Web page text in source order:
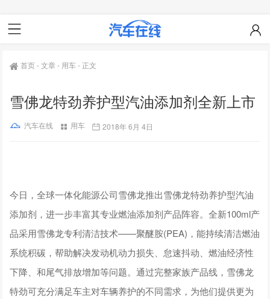
首页-文章- 用车- 正文
雪佛龙特劲养护型汽油添加剂全新上市
汽车在线 用车 2018年 6月 4日
今日，全球一体化能源公司雪佛龙推出雪佛龙特劲养护型汽油
添加剂，进一步丰富其专业燃油添加剂产品阵容。全新100ml产
品采用雪佛龙专利清洁技术——聚醚胺(PEA)，能持续清洁燃油
系统积碳，帮助解决发动机动力损失、怠速抖动、燃油经济性
下降、和尾气排放增加等问题。通过完整家族产品线，雪佛龙
特劲可充分满足车主对车辆养护的不同需求，为他们提供更为